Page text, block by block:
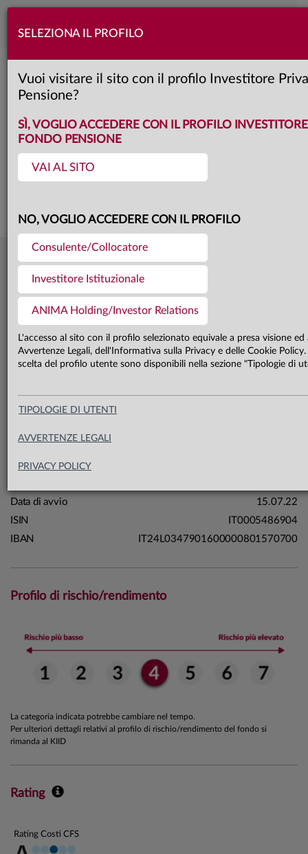
SELEZIONA IL PROFILO
Vuoi visitare il sito con il profilo Investitore
Pensione?
SÌ, VOGLIO ACCEDERE CON IL PROFILO
FONDO PENSIONE
VAI AL SITO
NO, VOGLIO ACCEDERE CON IL PROFILO
Consulente/Collocatore
Investitore Istituzionale
ANIMA Holding/Investor Relations
L'accesso al sito con il profilo selezionato equivale a presa visione
Avvertenze Legali, dell'Informativa sulla Privacy e delle Cookie
scelta del profilo utente sono disponibili nella sezione "Tipologie di
TIPOLOGIE DI UTENTI
AVVERTENZE LEGALI
PRIVACY POLICY
Anima Patrimonio Globale &
Classe: unica
Questa è una comunicazione di marketing. Si prega di consultare il prospetto e
Ultima quota
31.07.26
Patrimonio fondo 31.07.26
Patrimonio classe unica 31.07.26
Carta di identità
Linea
Categoria Assogestioni
Data di avvio
15.07.22
ISIN
IT0005486904
IBAN
IT24L0347901600000801570700
Profilo di rischio/rendimento
La categoria indicata potrebbe cambiare nel tempo.
Per ulteriori dettagli relativi al profilo di rischio/rendimento del fondo si
rimanda al KIID
Rating
Rating Costi CFS